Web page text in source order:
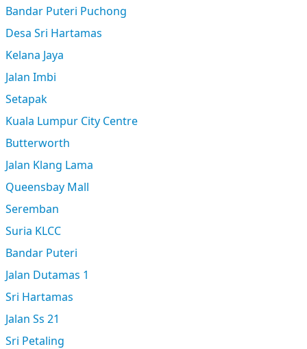
Bandar Puteri Puchong
Desa Sri Hartamas
Kelana Jaya
Jalan Imbi
Setapak
Kuala Lumpur City Centre
Butterworth
Jalan Klang Lama
Queensbay Mall
Seremban
Suria KLCC
Bandar Puteri
Jalan Dutamas 1
Sri Hartamas
Jalan Ss 21
Sri Petaling